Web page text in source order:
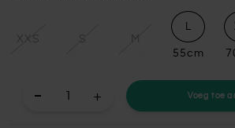
XXS S
L
55cm
+ Voeg toe